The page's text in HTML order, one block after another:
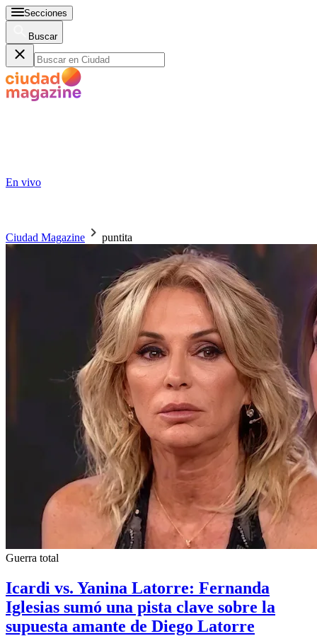
Secciones
Buscar
En vivo
Ciudad Magazine puntita
Guerra total
Icardi vs. Yanina Latorre: Fernanda
Iglesias sumó una pista clave sobre la
supuesta amante de Diego Latorre